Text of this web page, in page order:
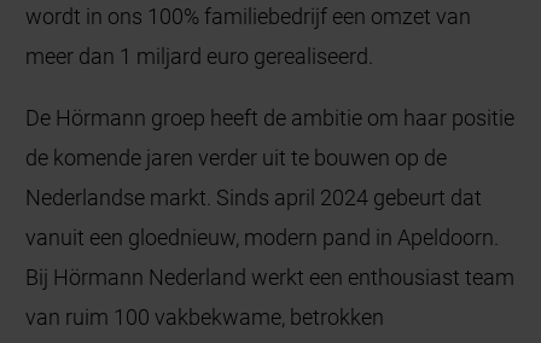
wordt in ons 100% familiebedrijf een omzet van
meer dan 1 miljard euro gerealiseerd.
De Hörmann groep heeft de ambitie om haar positie
de komende jaren verder uit te bouwen op de
Nederlandse markt. Sinds april 2024 gebeurt dat
vanuit een gloednieuw, modern pand in Apeldoorn.
Bij Hörmann Nederland werkt een enthousiast team
van ruim 100 vakbekwame, betrokken